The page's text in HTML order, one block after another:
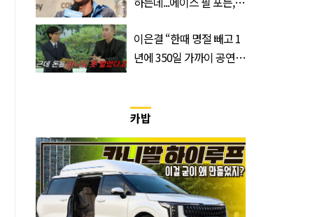
이은결 “한때 명절 빼고 1
년에 350일 가까이 공연했
카밥